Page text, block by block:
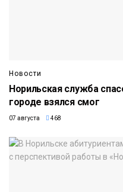
Новости
Норильская служба
городе взялся смог
07 августа 468